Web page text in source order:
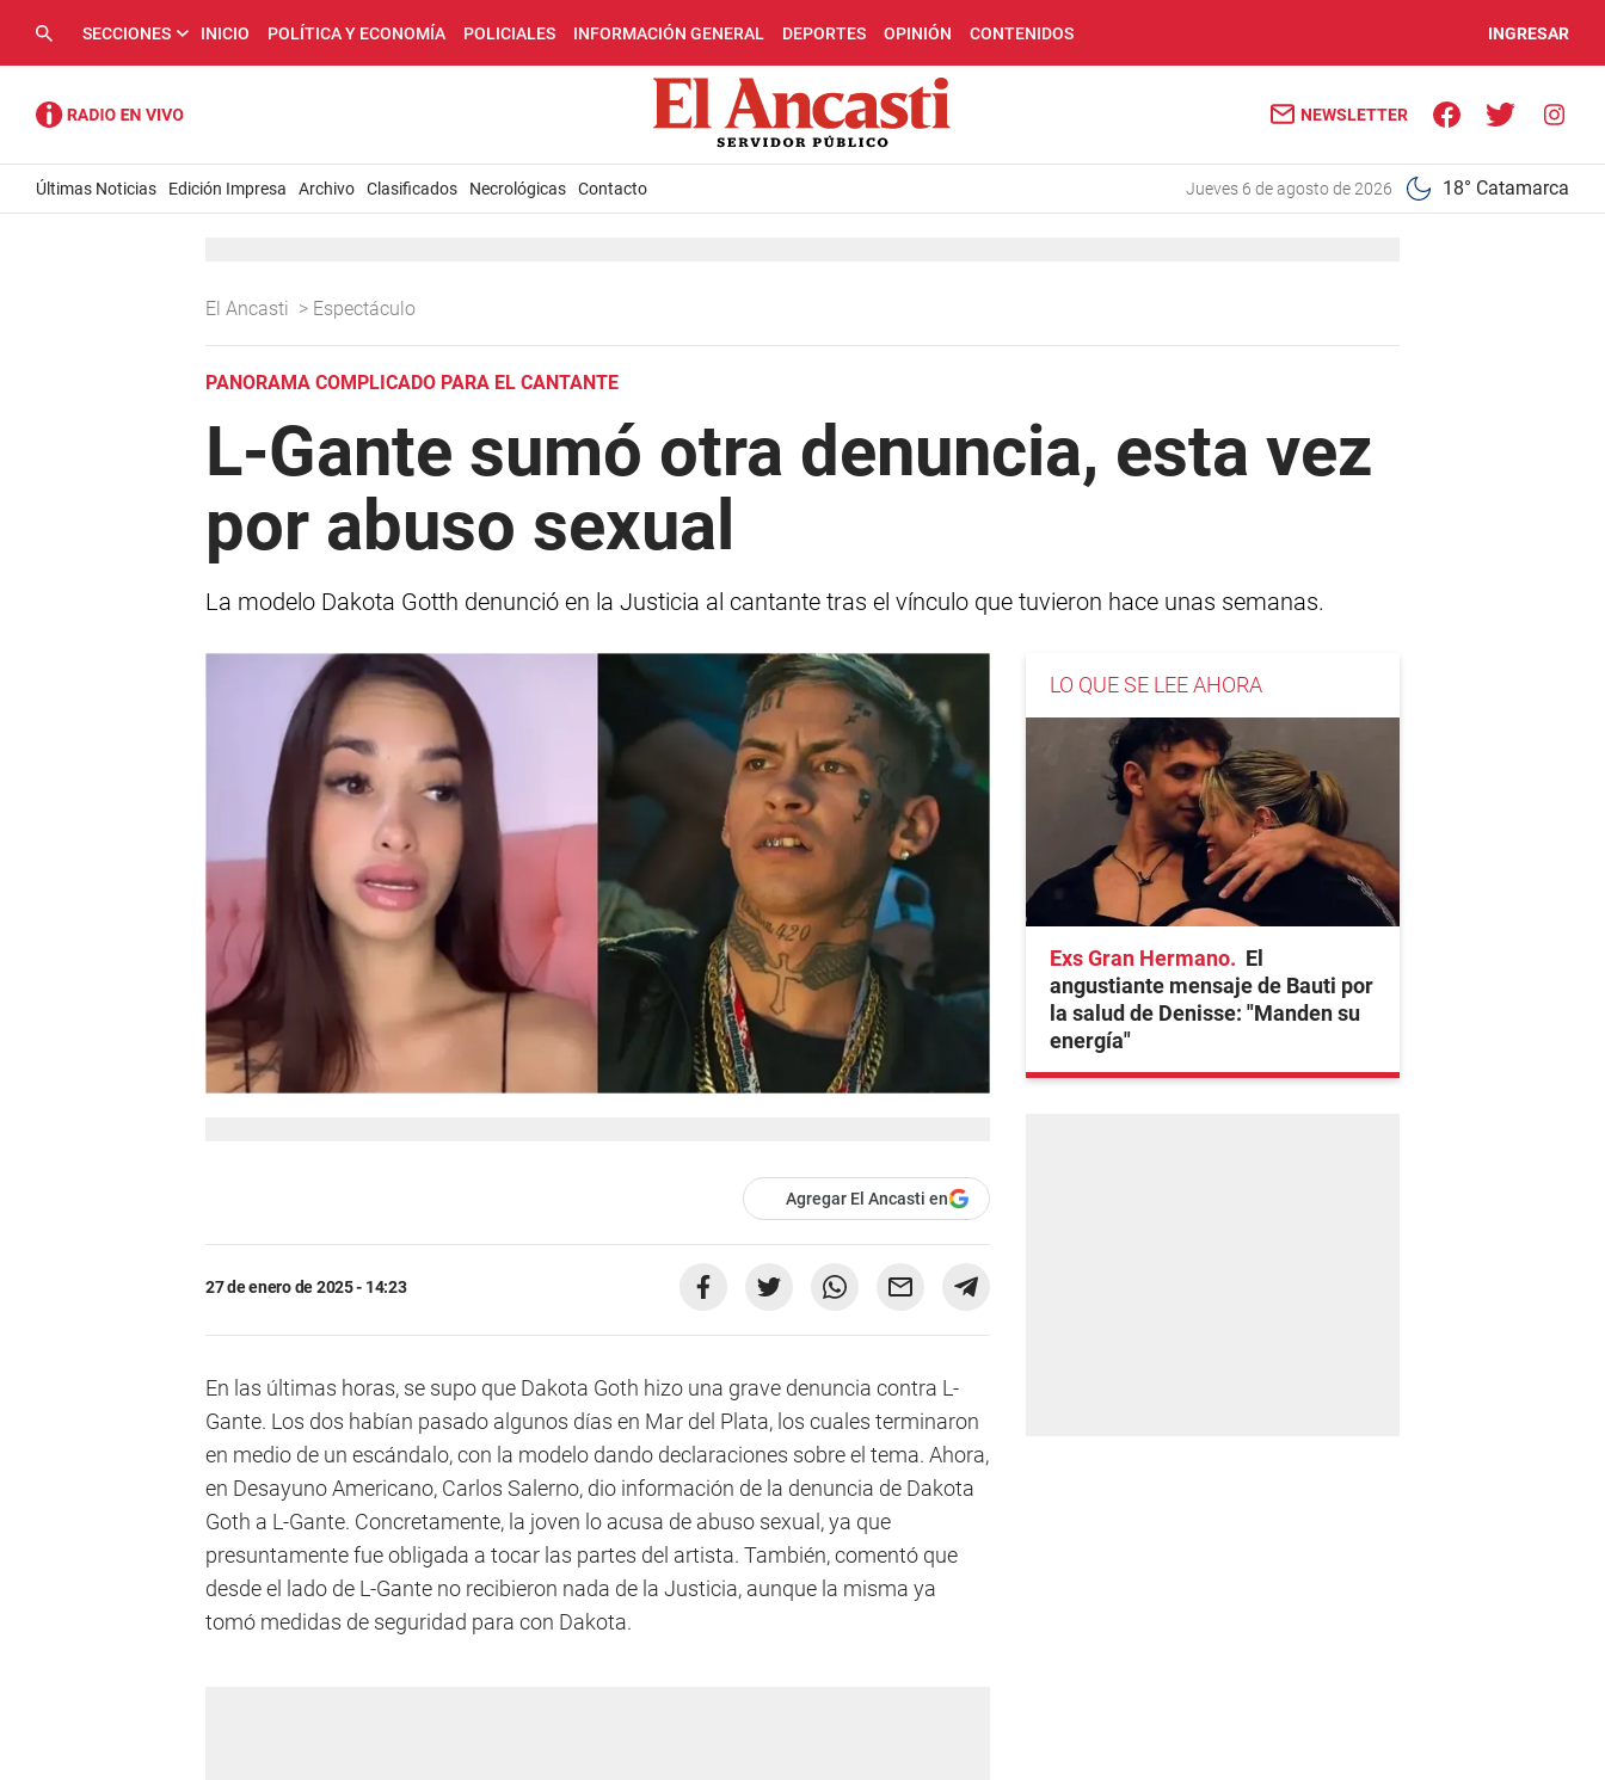
SECCIONES INICIO POLÍTICA Y ECONOMÍA POLICIALES INFORMACIÓN GENERAL DEPORTES OPINIÓN CONTENIDOS INGRESAR
NEWSLETTER
Últimas Noticias Edición Impresa Archivo Clasificados Necrológicas Contacto jueves 6 de agosto de 2026 18° Catamarca
El Ancasti > Espectáculo
PANORAMA COMPLICADO PARA EL CANTANTE
L-Gante sumó otra denuncia, esta vez
por abuso sexual
La modelo Dakota Gotth denunció en la Justicia al cantante tras el vínculo que tuvieron hace unas semanas.
Agregar El Ancasti en
27 de enero de 2025 - 14:23
En las últimas horas, se supo que Dakota Goth hizo una grave denuncia contra L-
Gante. Los dos habían pasado algunos días en Mar del Plata, los cuales terminaron
en medio de un escándalo, con la modelo dando declaraciones sobre el tema. Ahora,
en Desayuno Americano, Carlos Salerno, dio información de la denuncia de Dakota
Goth a L-Gante. Concretamente, la joven lo acusa de abuso sexual, ya que
presuntamente fue obligada a tocar las partes del artista. También, comentó que
desde el lado de L-Gante no recibieron nada de la Justicia, aunque la misma ya
tomó medidas de seguridad para con Dakota.
LO QUE SE LEE AHORA
Exs Gran Hermano
El
angustiante mensaje de Bauti por
la salud de Denisse: "Manden su
energía"